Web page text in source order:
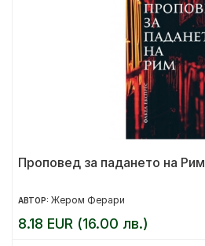
Проповед за падането на Рим
АВТОР: Жером Ферари
8.18 EUR (16.00 лв.)